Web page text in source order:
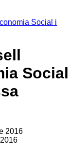
Social i
Social
2016